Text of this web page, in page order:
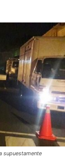
supuestamente